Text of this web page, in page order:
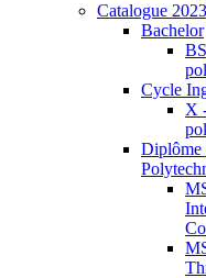
Catalogue
Bachelor
Cycle
X
Diplôme